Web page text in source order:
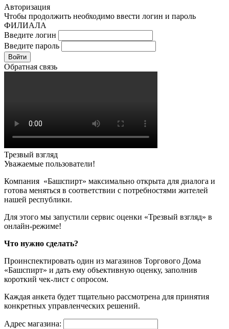
Авторизация
Чтобы продолжить необходимо ввести логин и пароль
ФИЛИАЛА
Введите логин
Введите пароль
Войти
Обратная связь
Трезвый взгляд
Уважаемые пользователи!
Компания «Башспирт» максимально открыта для диалога и
готова меняться в соответствии с потребностями жителей
нашей республики.
Для этого мы запустили сервис оценки «Трезвый взгляд» в
онлайн-режиме!
Что нужно сделать?
Проинспектировать один из магазинов Торгового Дома
«Башспирт» и дать ему объективную оценку, заполнив
короткий чек-лист с опросом.
Каждая анкета будет тщательно рассмотрена для принятия
конкретных управленческих решений.
Адрес магазина: